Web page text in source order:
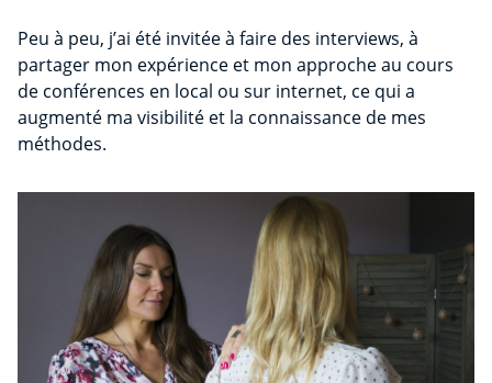
Peu à peu, j’ai été invitée à faire des interviews, à
partager mon expérience et mon approche au cours
de conférences en local ou sur internet, ce qui a
augmenté ma visibilité et la connaissance de mes
méthodes.